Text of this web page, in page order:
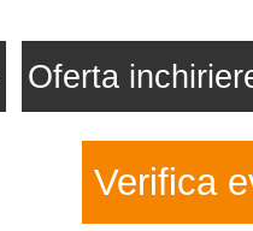
Oferta
Verifica